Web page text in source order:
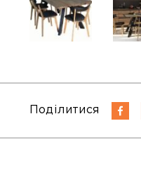
Поділитися